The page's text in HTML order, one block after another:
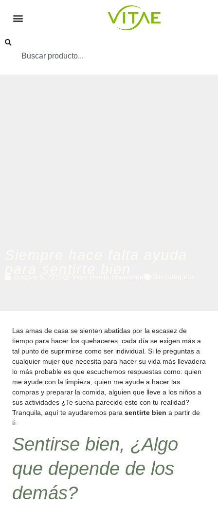
Las amas de casa se sienten abatidas por la escasez de
tiempo para hacer los quehaceres, cada día se exigen más a
tal punto de suprimirse como ser individual. Si le preguntas a
cualquier mujer que necesita para hacer su vida más llevadera
lo más probable es que escuchemos respuestas como: quien
me ayude con la limpieza, quien me ayude a hacer las
compras y preparar la comida, alguien que lleve a los niños a
sus actividades ¿Te suena parecido esto con tu realidad?
Tranquila, aquí te ayudaremos para sentirte bien a partir de
ti.
Sentirse bien, ¿Algo
que depende de los
demás?